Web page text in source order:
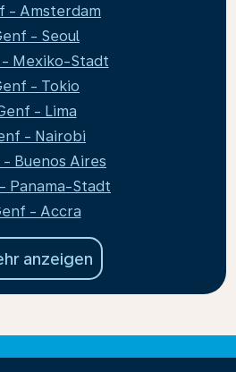
- Amsterdam
- Seoul
Mexiko-Stadt
- Tokio
- Lima
- Nairobi
Buenos Aires
Panama-Stadt
- Accra
anzeigen